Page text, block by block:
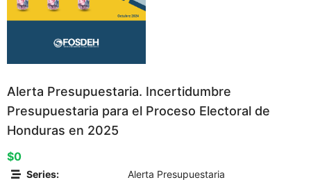
Alerta Presupuestaria. Incertidumbre
Presupuestaria para el Proceso Electoral de
Honduras en 2025
$0
Series:
Alerta Presupuestaria